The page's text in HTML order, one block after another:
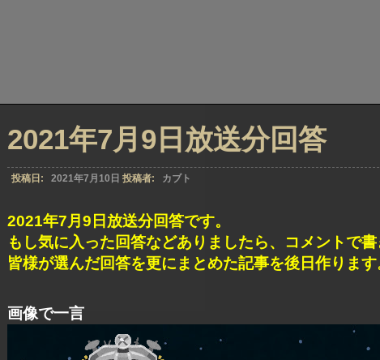
2021年7月9日放送分回答
投稿日: 2021年7月10日 投稿者: カブト
2021年7月9日放送分回答です。
もし気に入った回答などありましたら、コメントで
皆様が選んだ回答を更にまとめた記事を後日作ります
画像で一言